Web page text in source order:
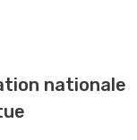
nationale